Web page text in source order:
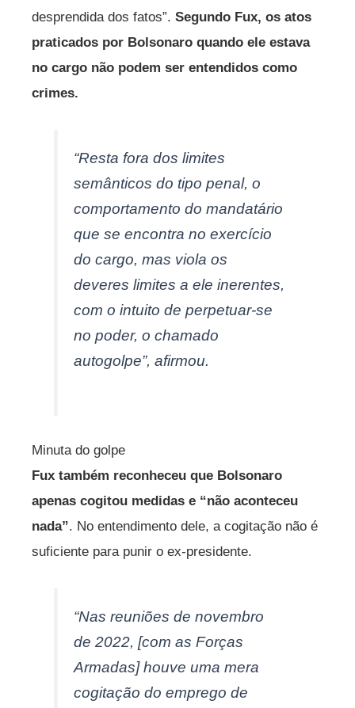
desprendida dos fatos”. Segundo Fux, os atos
praticados por Bolsonaro quando ele estava
no cargo não podem ser entendidos como
crimes.
“Resta fora dos limites
semânticos do tipo penal, o
comportamento do mandatário
que se encontra no exercício
do cargo, mas viola os
deveres limites a ele inerentes,
com o intuito de perpetuar-se
no poder, o chamado
autogolpe”, afirmou.
Minuta do golpe
Fux também reconheceu que Bolsonaro
apenas cogitou medidas e “não aconteceu
nada”. No entendimento dele, a cogitação não é
suficiente para punir o ex-presidente.
“Nas reuniões de novembro
de 2022, [com as Forças
Armadas] houve uma mera
cogitação do emprego de